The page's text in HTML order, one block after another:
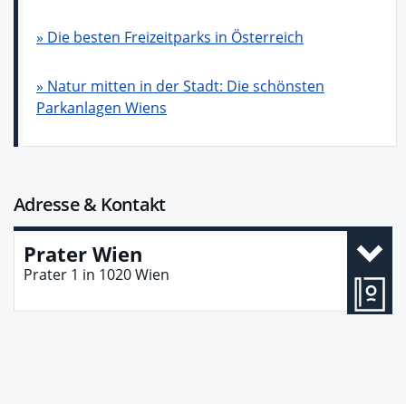
» Die besten Freizeitparks in Österreich
» Natur mitten in der Stadt: Die schönsten
Parkanlagen Wiens
Adresse & Kontakt
Prater Wien
Prater 1 in 1020Wien